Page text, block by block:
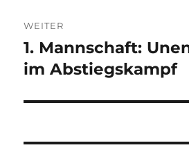
WEITER
Nächster
Beitrag:
1. Mannschaft:
im Abstiegskampf